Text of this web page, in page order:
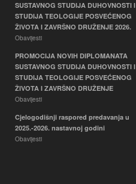
SUSTAVNOG STUDIJA DUHOVNOSTI I
STUDIJA TEOLOGIJE POSVEĆENOG
ŽIVOTA I ZAVRŠNO DRUŽENJE 2026.
Obavijesti
PROMOCIJA NOVIH DIPLOMANATA
SUSTAVNOG STUDIJA DUHOVNOSTI I
STUDIJA TEOLOGIJE POSVEĆENOG
ŽIVOTA I ZAVRŠNO DRUŽENJE
Obavijesti
Cjelogodišnji raspored predavanja u
2025.-2026. nastavnoj godini
Obavijesti